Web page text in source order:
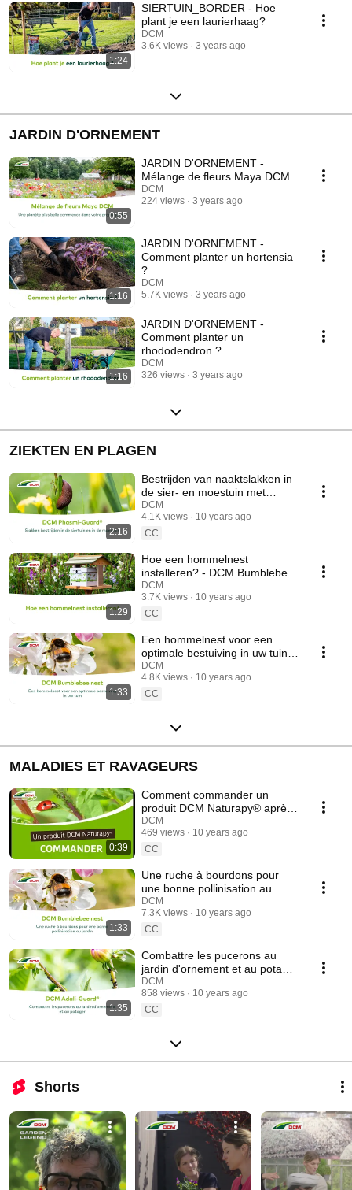
1:24
SIERTUIN_BORDER - Hoe
plant je een laurierhaag?
DCM
3.6K views
3 years ago
JARDIN D'ORNEMENT
0:55
JARDIN D'ORNEMENT -
Mélange de fleurs Maya DCM
DCM
224 views
3 years ago
1:16
JARDIN D'ORNEMENT -
Comment planter un hortensia
?
DCM
5.7K views
3 years ago
1:16
JARDIN D'ORNEMENT -
Comment planter un
rhododendron ?
DCM
326 views
3 years ago
ZIEKTEN EN PLAGEN
2:16
Bestrijden van naaktslakken in
de sier- en moestuin met
aaltjes
DCM
4.1K views
10 years ago
CC
1:29
Hoe een hommelnest
installeren? - DCM Bumblebee
Nest
DCM
3.7K views
10 years ago
CC
1:33
Een hommelnest voor een
optimale bestuiving in uw tuin -
DCM Bumblebee nest
DCM
4.8K views
10 years ago
CC
MALADIES ET RAVAGEURS
0:39
Comment commander un
produit DCM Naturapy® après
avoir acheté une boîte
prépayée - DCM Naturapy®
DCM
469 views
10 years ago
CC
1:33
Une ruche à bourdons pour
une bonne pollinisation au
jardin - DCM Bumblebee nest
DCM
7.3K views
10 years ago
CC
1:35
Combattre les pucerons au
jardin d'ornement et au potager
avec des coccinelles
DCM
858 views
10 years ago
CC
Shorts